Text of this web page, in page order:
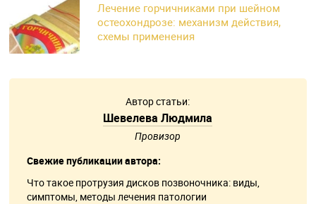
Лечение горчичниками при шейном
остеохондрозе: механизм действия,
схемы применения
Автор статьи:
Шевелева Людмила
Провизор
Свежие публикации автора:
Что такое протрузия дисков позвоночника: виды,
симптомы, методы лечения патологии